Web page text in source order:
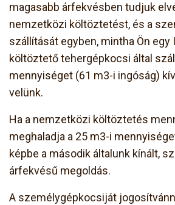
magasabb árfekvésben tudjuk
nemzetközi költöztetést, és a
szállítását egyben, mintha Ön egy
költöztető tehergépkocsi által
mennyiséget (61 m3-i ingóság)
velünk.
Ha a nemzetközi költöztetés
meghaladja a 25 m3-i
képbe a második általunk kínált,
árfekvésű megoldás.
A személygépkocsiját